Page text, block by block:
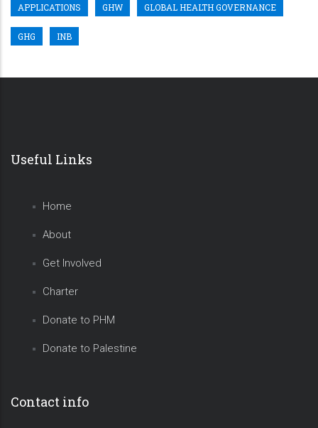
APPLICATIONS GHW GLOBAL HEALTH GOVERNANCE
GHG INB
Useful Links
Home
About
Get Involved
Charter
Donate to PHM
Donate to Palestine
Contact info